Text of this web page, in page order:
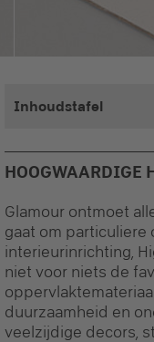
Inhoudstafel
HOOGWAARDIGE
Glamour ontmoet
gaat om particuliere
interieurinrichting,
niet voor niets de
duurzaamheid en
veelzijdige decors,